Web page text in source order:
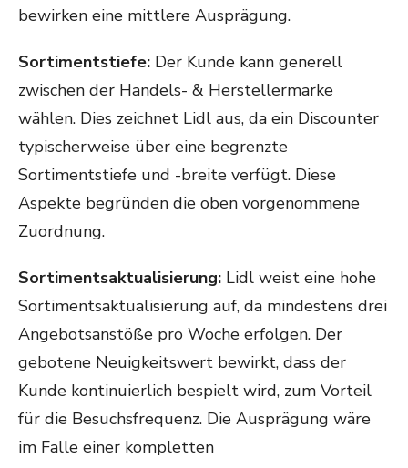
bewirken eine mittlere Ausprägung.
Sortimentstiefe: Der Kunde kann generell
zwischen der Handels- & Herstellermarke
wählen. Dies zeichnet Lidl aus, da ein Discounter
typischerweise über eine begrenzte
Sortimentstiefe und -breite verfügt. Diese
Aspekte begründen die oben vorgenommene
Zuordnung.
Sortimentsaktualisierung: Lidl weist eine hohe
Sortimentsaktualisierung auf, da mindestens drei
Angebotsanstöße pro Woche erfolgen. Der
gebotene Neuigkeitswert bewirkt, dass der
Kunde kontinuierlich bespielt wird, zum Vorteil
für die Besuchsfrequenz. Die Ausprägung wäre
im Falle einer kompletten